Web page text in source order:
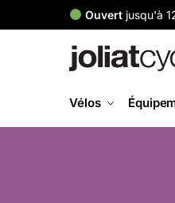
Ouvertjusqu'à
Vélos